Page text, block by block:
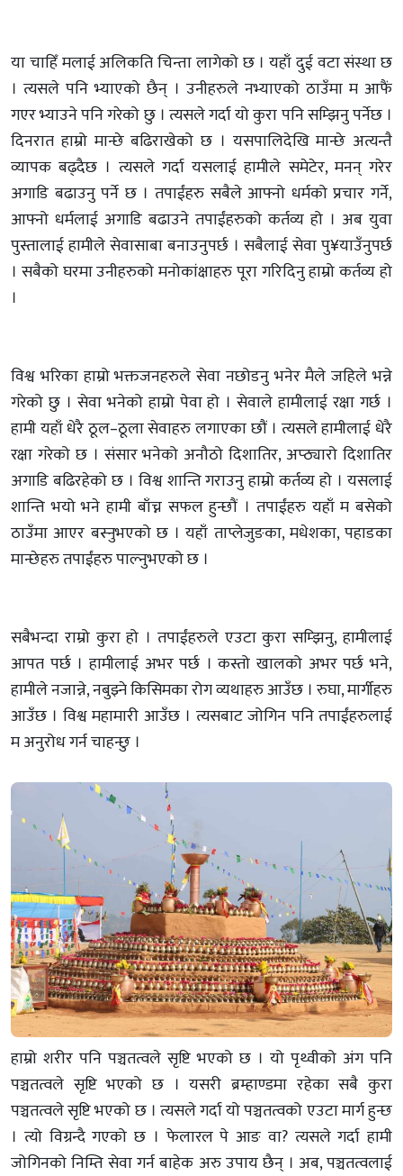
या चाहिँ मलाई अलिकति चिन्ता लागेको छ । यहाँ दुई वटा संस्था छ
। त्यसले पनि भ्याएको छैन् । उनीहरुले नभ्याएको ठाउँमा म आफैं
गएर भ्याउने पनि गरेको छु । त्यसले गर्दा यो कुरा पनि सम्झिनु पर्नेछ ।
दिनरात हाम्रो मान्छे बढिराखेको छ । यसपालिदेखि मान्छे अत्यन्तै
व्यापक बढ्दैछ । त्यसले गर्दा यसलाई हामीले समेटेर, मनन् गरेर
अगाडि बढाउनु पर्ने छ । तपाईंहरु सबैले आफ्नो धर्मको प्रचार गर्ने,
आफ्नो धर्मलाई अगाडि बढाउने तपाईंहरुको कर्तव्य हो । अब युवा
पुस्तालाई हामीले सेवासाबा बनाउनुपर्छ । सबैलाई सेवा पु¥याउँनुपर्छ
। सबैको घरमा उनीहरुको मनोकांक्षाहरु पूरा गरिदिनु हाम्रो कर्तव्य हो
।
विश्व भरिका हाम्रो भक्तजनहरुले सेवा नछोडनु भनेर मैले जहिले भन्ने
गरेको छु । सेवा भनेको हाम्रो पेवा हो । सेवाले हामीलाई रक्षा गर्छ ।
हामी यहाँ धेरै ठूल–ठूला सेवाहरु लगाएका छौं । त्यसले हामीलाई धेरै
रक्षा गरेको छ । संसार भनेको अनौठो दिशातिर, अप्ठ्यारो दिशातिर
अगाडि बढिरहेको छ । विश्व शान्ति गराउनु हाम्रो कर्तव्य हो । यसलाई
शान्ति भयो भने हामी बाँच्न सफल हुन्छौं । तपाईंहरु यहाँ म बसेको
ठाउँमा आएर बस्नुभएको छ । यहाँ ताप्लेजुङका, मधेशका, पहाडका
मान्छेहरु तपाईंहरु पाल्नुभएको छ ।
सबैभन्दा राम्रो कुरा हो । तपाईंहरुले एउटा कुरा सम्झिनु, हामीलाई
आपत पर्छ । हामीलाई अभर पर्छ । कस्तो खालको अभर पर्छ भने,
हामीले नजान्ने, नबुझ्ने किसिमका रोग व्यथाहरु आउँछ । रुघा, मार्गीहरु
आउँछ । विश्व महामारी आउँछ । त्यसबाट जोगिन पनि तपाईंहरुलाई
म अनुरोध गर्न चाहन्छु ।
हाम्रो शरीर पनि पञ्चतत्वले सृष्टि भएको छ । यो पृथ्वीको अंग पनि
पञ्चतत्वले सृष्टि भएको छ । यसरी ब्रम्हाण्डमा रहेका सबै कुरा
पञ्चतत्वले सृष्टि भएको छ । त्यसले गर्दा यो पञ्चतत्वको एउटा मार्ग हुन्छ
। त्यो विग्रन्दै गएको छ । फेलारल पे आङ वा? त्यसले गर्दा हामी
जोगिनको निम्ति सेवा गर्न बाहेक अरु उपाय छैन् । अब, पञ्चतत्वलाई